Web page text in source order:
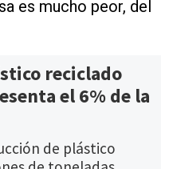
es mucho peor, del